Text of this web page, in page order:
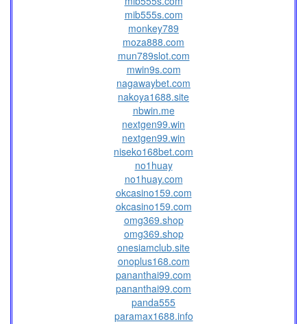
mib555s.com
monkey789
moza888.com
mun789slot.com
mwin9s.com
nagawaybet.com
nakoya1688.site
nbwin.me
nextgen99.win
nextgen99.win
niseko168bet.com
no1huay
no1huay.com
okcasino159.com
okcasino159.com
omg369.shop
omg369.shop
onesiamclub.site
onoplus168.com
pananthai99.com
pananthai99.com
panda555
paramax1688.info